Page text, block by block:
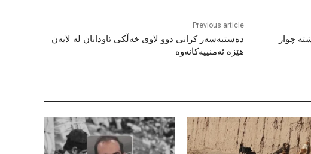
Previous article
دەستبەسەر کرانی دوو لاوی خەڵکی ئاودانان لە لایەن
هێزە ئەمنییەکانەوە
چوار